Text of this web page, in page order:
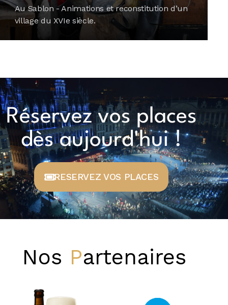
Au Sablon - Animations et reconstitution d’un
village du XVIe siècle.
Réservez vos places
dès aujourd'hui !
RESERVEZ VOS PLACES
Nos Partenaires